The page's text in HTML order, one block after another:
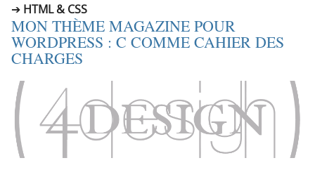
HTML & CSS
MON THÈME MAGAZINE POUR
WORDPRESS : C COMME CAHIER DES
CHARGES